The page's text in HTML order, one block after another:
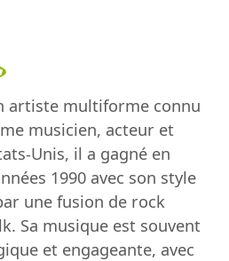
artiste multiforme connu
musicien, acteur et
Unis, il a gagné en
1990 avec son style
une fusion de rock
Sa musique est souvent
et engageante, avec